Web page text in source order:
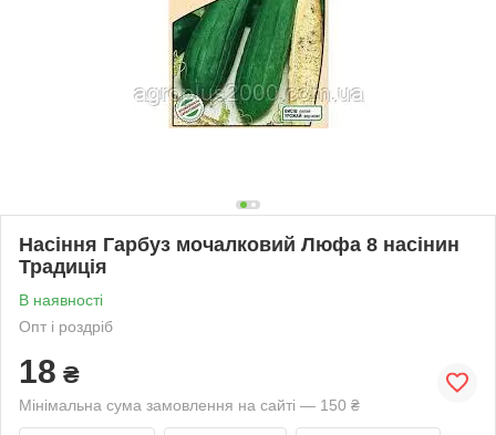
Насіння Гарбуз мочалковий Люфа 8 насінин
Традиція
В наявності
Опт і роздріб
18 ₴
Мінімальна сума замовлення на сайті — 150 ₴